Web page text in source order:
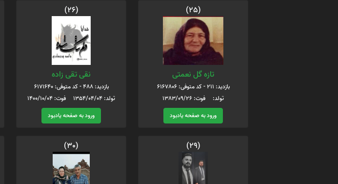
(25)
تازه گل نعمتی
بازدید: 211 - کد متوفی: 6167806
تولد: فوت: 1383/09/26
ورود به صفحه یادبود
(26)
نقی تقی زاده
بازدید: 488 - کد متوفی: 6171640
تولد: 1354/04/04 فوت: 1400/10/04
ورود به صفحه یادبود
(29)
(30)